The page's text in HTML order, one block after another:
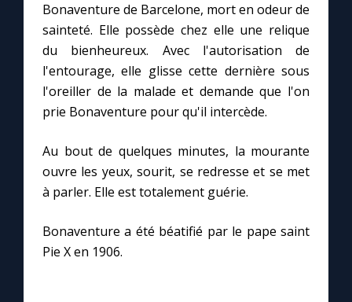
Me consacrer à Jésus par Marie
Mes intentions de prière
Une Minute avec Marie
Une neuvaine
À la une
1000 Raisons de Croire
Bonaventure de Barcelone, mort en odeur de
sainteté. Elle possède chez elle une relique
du bienheureux. Avec l'autorisation de
l'entourage, elle glisse cette dernière sous
l'oreiller de la malade et demande que l'on
prie Bonaventure pour qu'il intercède.
Au bout de quelques minutes, la mourante
ouvre les yeux, sourit, se redresse et se met
à parler. Elle est totalement guérie.
Bonaventure a été béatifié par le pape saint
Pie X en 1906.